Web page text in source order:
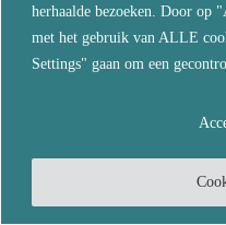
herhaalde bezoeken. Door op
met het gebruik van ALLE
Settings" gaan om een
bewerkt
Koolhydraten
natuurlijk en
en eieren. De
vezels en vet.
koolhydraten